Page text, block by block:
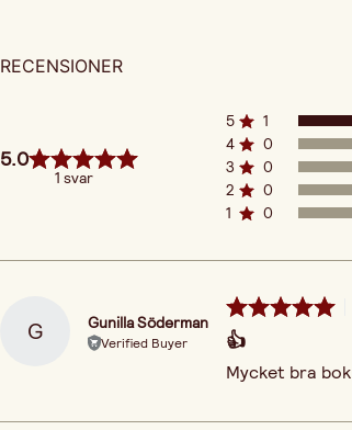
RECENSIONER
5.0
1 svar
5
1
4
0
3
0
2
0
1
0
G Gunilla Söderman
Verified Buyer 👍
Mycket bra bok